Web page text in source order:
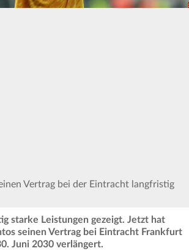
Vertrag bei der Eintracht langfristig
starke Leistungen gezeigt. Jetzt hat
seinen Vertrag bei Eintracht Frankfurt
Juni 2030 verlängert.